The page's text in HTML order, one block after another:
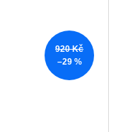
920 Kč
–29 %